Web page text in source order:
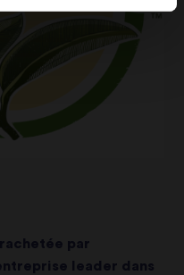
par
leader dans